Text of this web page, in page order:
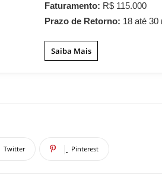
Faturamento: R$ 115.000
Prazo de Retorno: 18 até 30
Saiba Mais
Twitter Pinterest